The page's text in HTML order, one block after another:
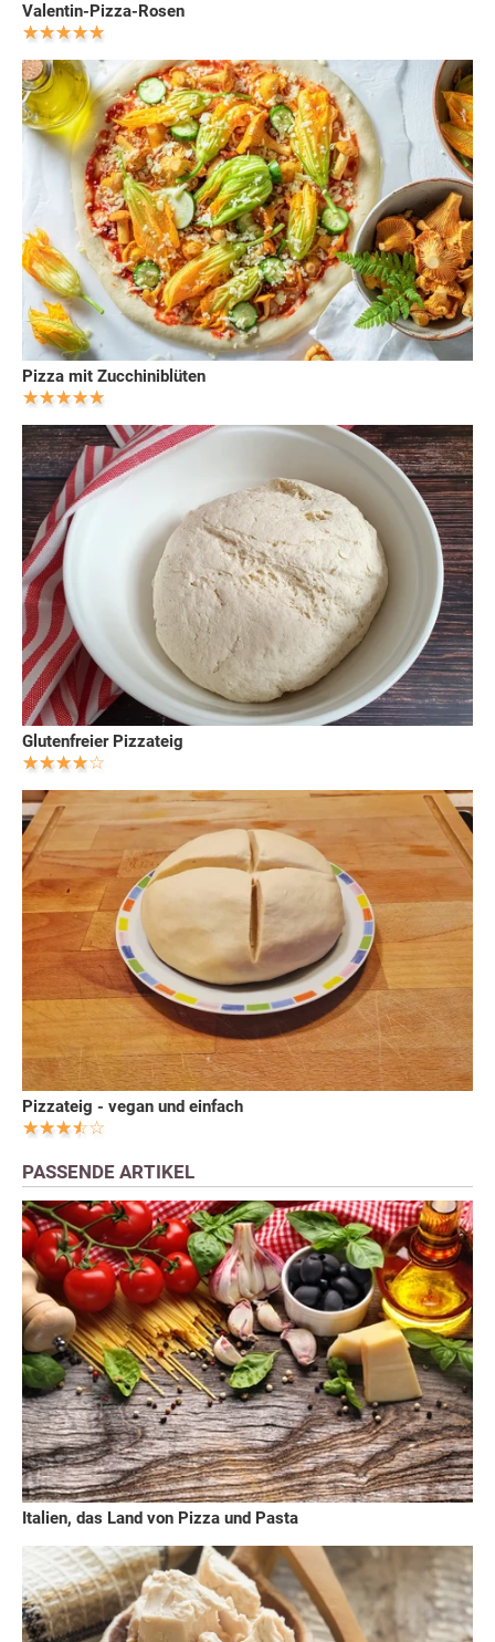
Valentin-Pizza-Rosen
Pizza mit Zucchiniblüten
Glutenfreier Pizzateig
Pizzateig - vegan und einfach
PASSENDE ARTIKEL
Italien, das Land von Pizza und Pasta